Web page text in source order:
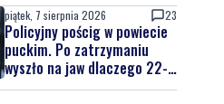
piątek, 7 sierpnia 2026 23
Policyjny pościg w powiecie
puckim. Po zatrzymaniu
wyszło na jaw dlaczego 22-
latek uciekał